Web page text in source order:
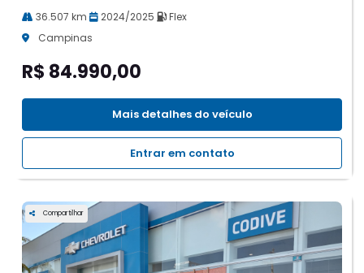
36.507 km 2024/2025
Flex
Campinas
R$ 84.990,00
Mais detalhes do veículo
Entrar em contato
Compartilhar